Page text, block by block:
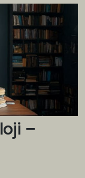
–